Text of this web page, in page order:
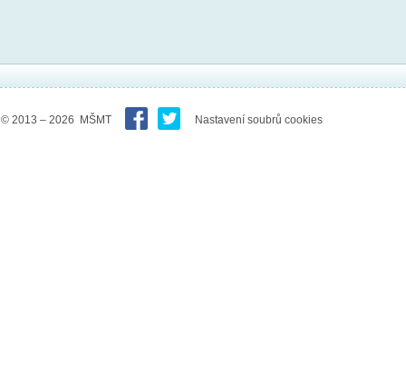
© 2013 – 2026 MŠMT Nastavení soubrů cookies